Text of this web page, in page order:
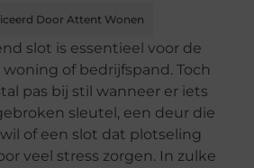
Door Attent Wonen
slot is essentieel voor de
of bedrijfspand. Toch
pas bij stil wanneer er iets
sleutel, een deur die
of een slot dat plotseling
veel stress zorgen. In zulke